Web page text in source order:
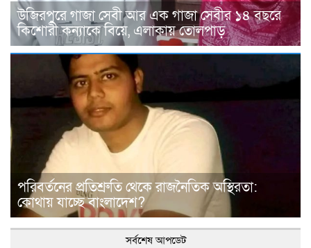
উজিরপুরে গাজা সেবী আর এক গাজা সেবীর ১৪ বছরে
কিশোরী কন্যাকে বিয়ে, এলাকায় তোলপাড়
পরিবর্তনের প্রতিশ্রুতি থেকে রাজনৈতিক অস্থিরতা:
কোথায় যাচ্ছে বাংলাদেশ?
সর্বশেষ আপডেট